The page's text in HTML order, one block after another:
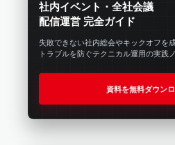
社内イベント・全社会議
配信運営 完全ガイド
失敗できない社内総会やキックオフを
トラブルを防ぐテクニカル運用の実践
資料を無料ダウン